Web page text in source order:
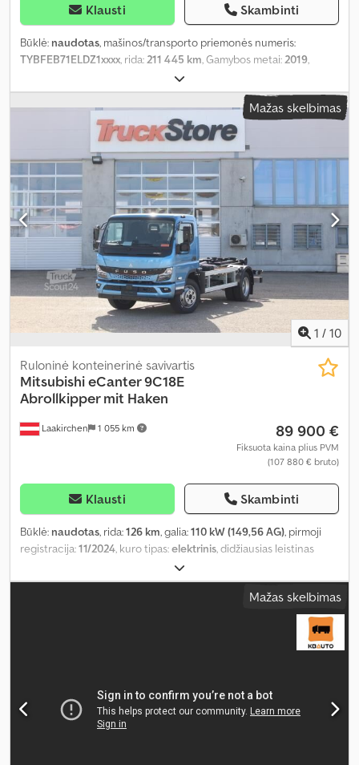
Klausti Skambinti
Būklė: naudotas, mašinos/transporto priemonės numeris:
TYBFEB71ELDZ1xxxx, rida:211 445 km, Gamybos metai:2019,
Mažas skelbimas
1 / 10
Laakirchen 1 055 km
Ruloninė konteinerinė savivartis
MitsubishieCanter 9C18E
Abrollkipper mit Haken
89 900 €
Fiksuota kaina plius PVM
(107 880 € bruto)
Klausti Skambinti
Būklė: naudotas, rida:126 km, galia:110 kW (149,56 AG), pirmoji
registracija:11/2024, kuro tipas:elektrinis, didžiausias leistinas
8 550 kg
spalva:mėlyna, vairuotojo kabina:dieninė kabina, pavaros tipas:
, Gamybos metai:2024,
Mažas skelbimas